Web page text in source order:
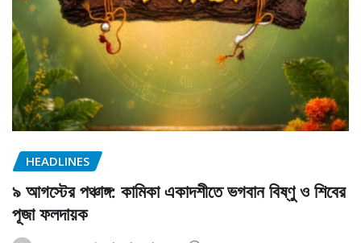
HEADLINES
৯ আগস্টের পঞ্চাঙ্গ: কামিকা একাদশীতে ভগবান বিষ্ণু ও শিবের
পূজা ফলদায়ক